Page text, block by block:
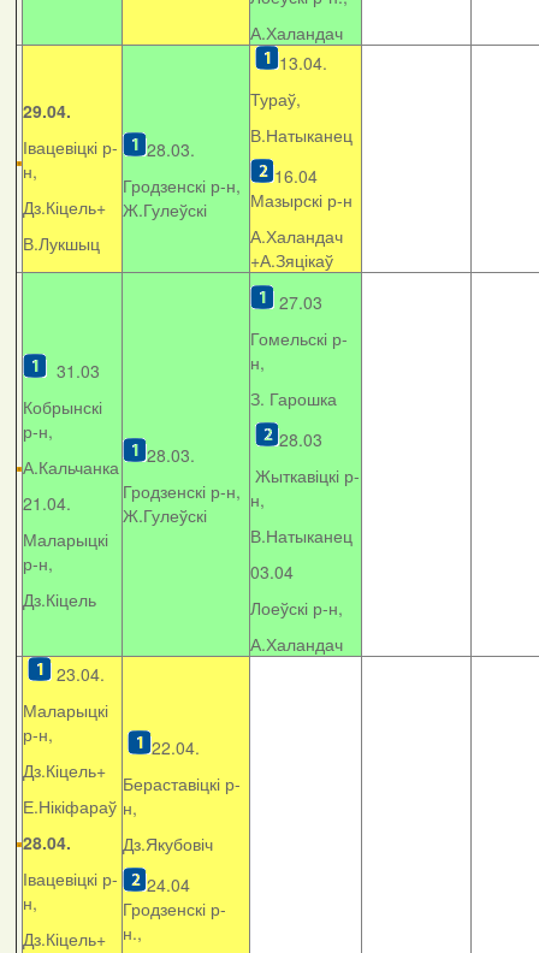
А.Халандач
29.04.
Івацевіцкі р-
н,
Дз.Кіцель+
В.Лукшыц
28.03.
Гродзенскі р-н,
Ж.Гулеўскі
13.04.
Тураў,
В.Натыканец
16.04
Мазырскі р-н
А.Халандач
+А.Зяцікаў
31.03
Кобрынскі
р-н,
А.Кальчанка
21.04.
Маларыцкі
р-н,
Дз.Кіцель
28.03.
Гродзенскі р-н,
Ж.Гулеўскі
27.03
Гомельскі р-
н,
З. Гарошка
28.03
Жыткавіцкі р-
н,
В.Натыканец
03.04
Лоеўскі р-н,
А.Халандач
23.04.
Маларыцкі
р-н,
Дз.Кіцель+
Е.Нікіфараў
28.04.
Івацевіцкі р-
н,
Дз.Кіцель+
22.04.
Бераставіцкі р-
н,
Дз.Якубовіч
24.04
Гродзенскі р-
н.,